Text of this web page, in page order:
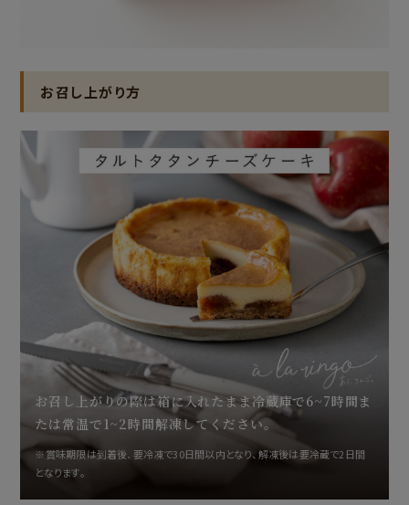
お召し上がり方
お召し上がりの際は箱に入れたまま冷蔵庫で6~7時間ま
たは常温で1~2時間解凍してください。
※賞味期限は到着後、要冷凍で30日間以内となり、解凍後は要冷蔵で2日間
となります。